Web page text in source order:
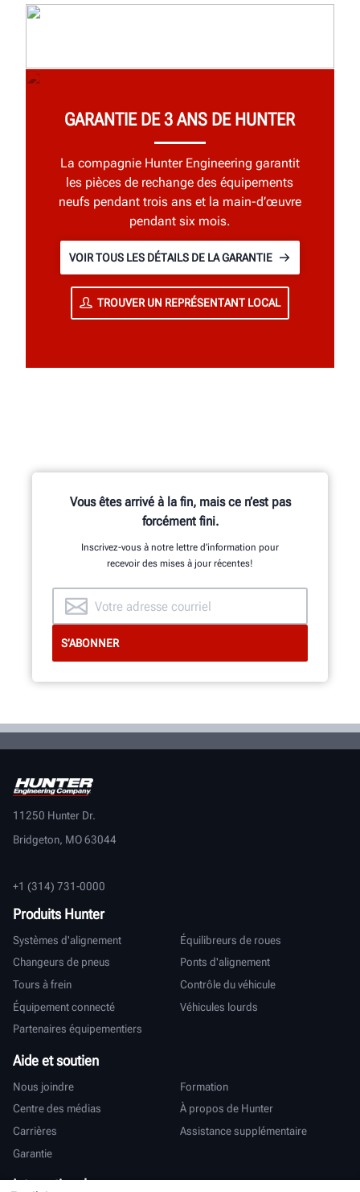
GARANTIE DE 3 ANS DE HUNTER
La compagnie Hunter Engineering garantit
les pièces de rechange des équipements
neufs pendant trois ans et la main-d’œuvre
pendant six mois.
VOIR TOUS LES DÉTAILS DE LA GARANTIE
TROUVER UN REPRÉSENTANT LOCAL
Vous êtes arrivé à la fin, mais ce n’est pas
forcément fini.
Inscrivez-vous à notre lettre d’information pour
recevoir des mises à jour récentes!
11250 Hunter Dr.
Bridgeton, MO 63044
+1 (314) 731-0000
Produits Hunter
Systèmes d'alignement
Équilibreurs de roues
Changeurs de pneus
Ponts d'alignement
Tours à frein
Contrôle du véhicule
Équipement connecté
Véhicules lourds
Partenaires équipementiers
Aide et soutien
Nous joindre
Formation
Centre des médias
À propos de Hunter
Carrières
Assistance supplémentaire
Garantie
International